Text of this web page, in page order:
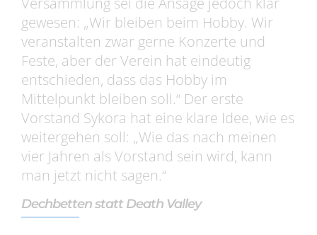
gewesen: „Wir bleiben beim Hobby. Wir
veranstalten zwar gerne Konzerte und
Feste, aber der Verein hat eindeutig
entschieden, dass das Hobby im
Mittelpunkt bleiben soll.“ Der erste
Vorstand Sykora hat eine klare Idee, wie es
weitergehen soll: „Wie das nach meinen
vier Jahren als Vorstand sein wird, kann
man jetzt nicht sagen.“
Dechbetten statt Death Valley